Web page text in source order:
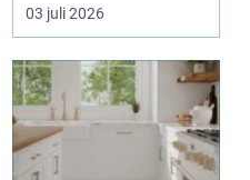
03 juli 2026